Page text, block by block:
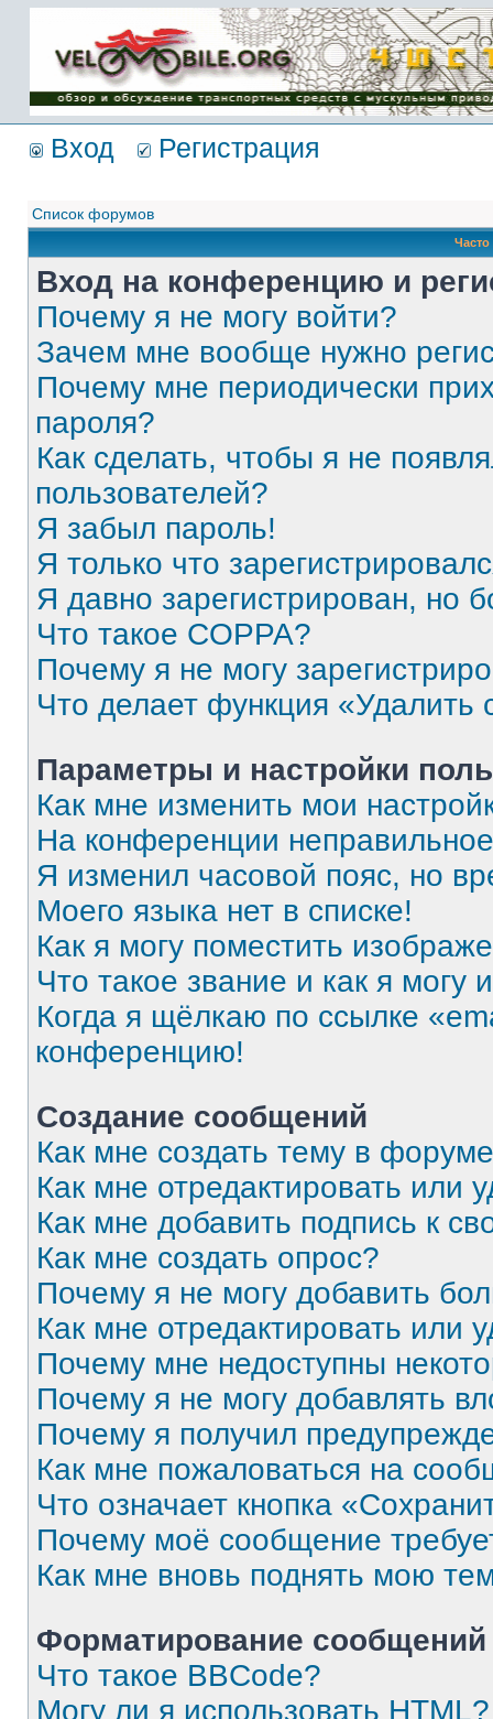
Имя пользователя:
Пароль:
{ LOG_ME_IN_SHORT
}
Вход Регистрация
Список форумов
Вход на конференцию и
Почему я не могу войти?
Зачем мне вообще нужно
Почему мне периодически
пароля?
Как сделать, чтобы я не
пользователей?
Я забыл пароль!
Я только что
Я давно зарегистрирован, но
Что такое COPPA?
Почему я не могу
Что делает функция
Параметры и настройки
Как мне изменить мои
На конференции
Я изменил часовой пояс, но
Моего языка нет в списке!
Как я могу поместить
Что такое звание и как я могу
Когда я щёлкаю по ссылке
конференцию!
Создание сообщений
Как мне создать тему в
Как мне отредактировать или
Как мне добавить подпись к
Как мне создать опрос?
Почему я не могу добавить
Как мне отредактировать или
Почему мне недоступны
Почему я не могу добавлять
Почему я получил
Как мне пожаловаться на
Что означает кнопка
Почему моё сообщение
Как мне вновь поднять мою
Форматирование
Что такое BBCode?
Могу ли я использовать HTML?